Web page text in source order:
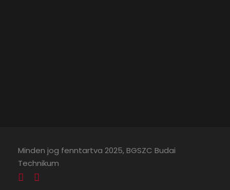
Minden jog fenntartva 2025, BGSZC Budai
Technikum